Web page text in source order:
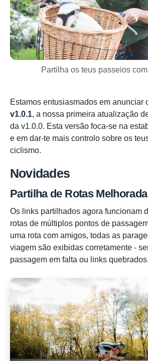
Partilha os teus passeios
Estamos entusiasmados em anunciar
v1.0.1, a nossa primeira atualização
da v1.0.0. Esta versão foca-se na
e em dar-te mais controlo sobre os
ciclismo.
Novidades
Partilha de Rotas Melhorada
Os links partilhados agora funcionam
rotas de múltiplos pontos de
uma rota com amigos, todas as
viagem são exibidas corretamente -
passagem em falta ou links quebrados.